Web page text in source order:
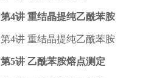
第4讲 重结晶提纯乙酰苯胺
第4讲 重结晶提纯乙酰苯胺
第5讲 乙酰苯胺熔点测定